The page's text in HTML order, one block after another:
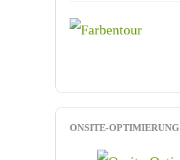
ONSITE-OPTIMIERUNG